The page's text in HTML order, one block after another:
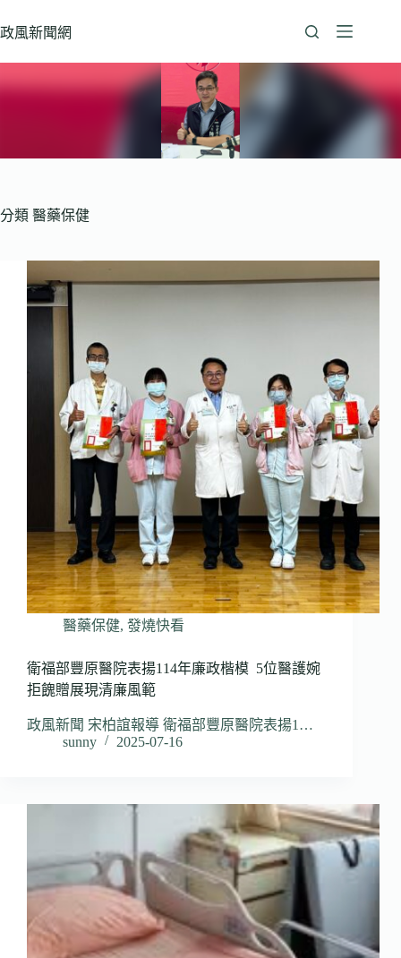
至
政風新聞網
分類 醫藥保健
醫藥保健, 發燒快看
衛福部豐原醫院表揚114年廉政楷模 5位醫護婉
拒餽贈展現清廉風範
政風新聞 宋柏誼報導 衛福部豐原醫院表揚1…
sunny
2025-07-16